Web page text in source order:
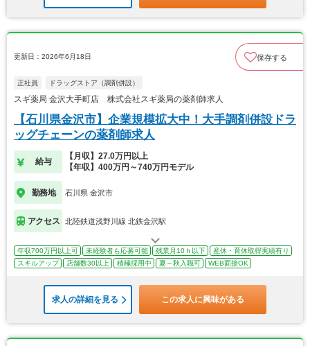
更新日：2026年6月18日 保存する
正社員 ドラッグストア（調剤併設）
スギ薬局 金沢大手町店 株式会社スギ薬局の薬剤師求人
【石川県金沢市】企業規模拡大中！大手調剤併設ドラ
ッグチェーンの薬剤師求人
給与
【月収】27.0万円以上
【年収】400万円～740万円モデル
勤務地 石川県 金沢市
アクセス 北陸鉄道浅野川線 北鉄金沢駅
年収700万円以上可 未経験者も応募可能 残業月10ｈ以下
産休・育休取得実績有り
スキルアップ
店舗数30以上 積極採用中 夏～秋入職可 WEB面接OK
求人の詳細を見る この求人に興味がある